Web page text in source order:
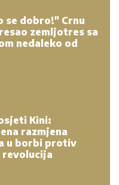
se dobro!" Crnu
zemljotres sa
nedaleko od
Kini:
razmjena
u borbi protiv
revolucija